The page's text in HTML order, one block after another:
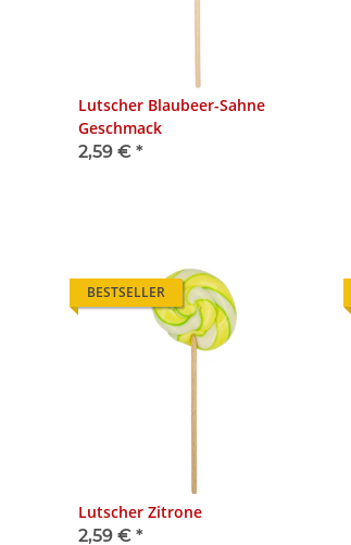
Lutscher Blaubeer-Sahne
Geschmack
2,59 € *
BESTSELLER
Lutscher Zitrone
2,59 € *